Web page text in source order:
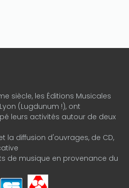
siècle, les Éditions Musicales
(Lugdunum !), ont
leurs activités autour de deux
la diffusion d'ouvrages, de CD,
de musique en provenance du